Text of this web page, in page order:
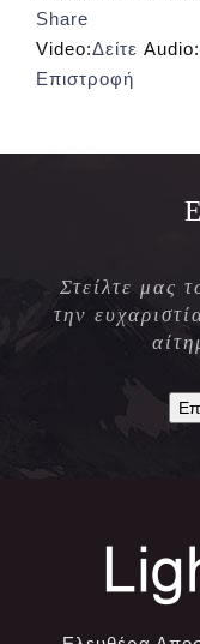
Share
Video:Δείτε Audio:
Επιστροφή
Στείλτε μας
την